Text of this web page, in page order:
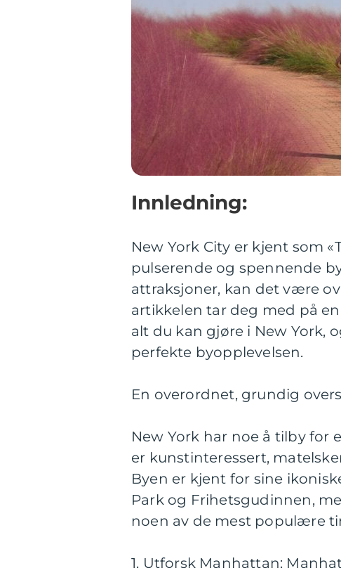
Innledning:
New York City er kjent som
pulserende og spennende
attraksjoner, kan det være
artikkelen tar deg med på
alt du kan gjøre i New York,
perfekte byopplevelsen.
En overordnet, grundig
New York har noe å tilby for
er kunstinteressert,
Byen er kjent for sine
Park og Frihetsgudinnen,
noen av de mest populære
1. Utforsk Manhattan: